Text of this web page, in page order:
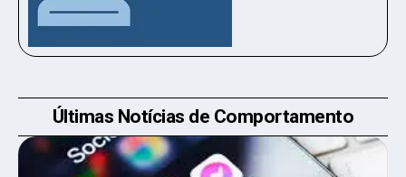
Últimas Notícias de Comportamento